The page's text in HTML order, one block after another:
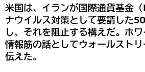
米国は、イランが国際通貨基金
ナウイルス対策として要請した
し、それを阻止する構えだ。ホ
情報筋の話としてウォールスト
伝えた。